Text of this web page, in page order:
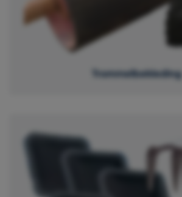
Trommelbekleding